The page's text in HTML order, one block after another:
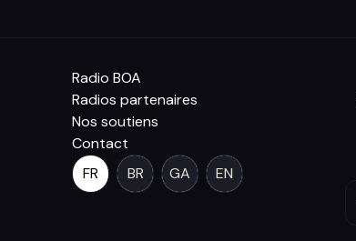
Radio BOA
Radios partenaires
Nos soutiens
Contact
FR
BR GA EN